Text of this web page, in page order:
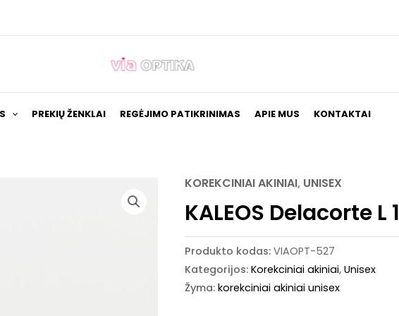
PREKIŲ ŽENKLAI REGĖJIMO PATIKRINIMAS APIE MUS KONTAKTAI
KOREKCINIAI AKINIAI, UNISEX
KALEOS Delacorte L 1
Produkto kodas: VIAOPT-527
Kategorijos: Korekciniai akiniai, Unisex
Žyma: korekciniai akiniai unisex